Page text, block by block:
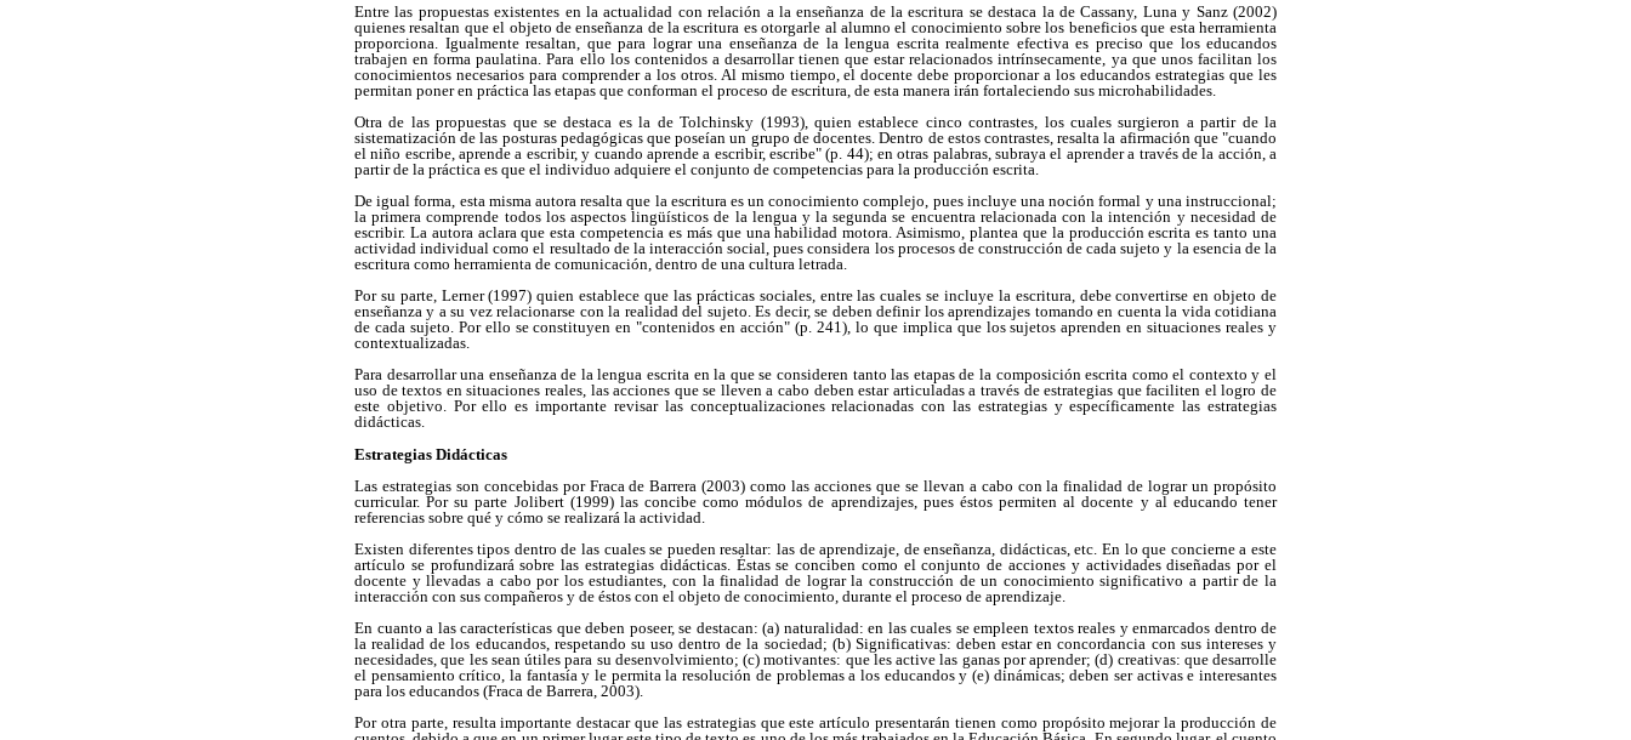
Entre las propuestas existentes en la actualidad con relación a la enseñanza de la escritura se destaca la de Cassany, Luna y Sanz (2002)
quienes resaltan que el objeto de enseñanza de la escritura es otorgarle al alumno el conocimiento sobre los beneficios que esta herramienta
proporciona. Igualmente resaltan, que para lograr una enseñanza de la lengua escrita realmente efectiva es preciso que los educandos
trabajen en forma paulatina. Para ello los contenidos a desarrollar tienen que estar relacionados intrínsecamente, ya que unos facilitan los
conocimientos necesarios para comprender a los otros. Al mismo tiempo, el docente debe proporcionar a los educandos estrategias que les
permitan poner en práctica las etapas que conforman el proceso de escritura, de esta manera irán fortaleciendo sus microhabilidades.
Otra de las propuestas que se destaca es la de Tolchinsky (1993), quien establece cinco contrastes, los cuales surgieron a partir de la
sistematización de las posturas pedagógicas que poseían un grupo de docentes. Dentro de estos contrastes, resalta la afirmación que "cuando
el niño escribe, aprende a escribir, y cuando aprende a escribir, escribe" (p. 44); en otras palabras, subraya el aprender a través de la acción, a
partir de la práctica es que el individuo adquiere el conjunto de competencias para la producción escrita.
De igual forma, esta misma autora resalta que la escritura es un conocimiento complejo, pues incluye una noción formal y una instruccional;
la primera comprende todos los aspectos lingüísticos de la lengua y la segunda se encuentra relacionada con la intención y necesidad de
escribir. La autora aclara que esta competencia es más que una habilidad motora. Asimismo, plantea que la producción escrita es tanto una
actividad individual como el resultado de la interacción social, pues considera los procesos de construcción de cada sujeto y la esencia de la
escritura como herramienta de comunicación, dentro de una cultura letrada.
Por su parte, Lerner (1997) quien establece que las prácticas sociales, entre las cuales se incluye la escritura, debe convertirse en objeto de
enseñanza y a su vez relacionarse con la realidad del sujeto. Es decir, se deben definir los aprendizajes tomando en cuenta la vida cotidiana
de cada sujeto. Por ello se constituyen en "contenidos en acción" (p. 241), lo que implica que los sujetos aprenden en situaciones reales y
contextualizadas.
Para desarrollar una enseñanza de la lengua escrita en la que se consideren tanto las etapas de la composición escrita como el contexto y el
uso de textos en situaciones reales, las acciones que se lleven a cabo deben estar articuladas a través de estrategias que faciliten el logro de
este objetivo. Por ello es importante revisar las conceptualizaciones relacionadas con las estrategias y específicamente las estrategias
didácticas.
Estrategias Didácticas
Las estrategias son concebidas por Fraca de Barrera (2003) como las acciones que se llevan a cabo con la finalidad de lograr un propósito
curricular. Por su parte Jolibert (1999) las concibe como módulos de aprendizajes, pues éstos permiten al docente y al educando tener
referencias sobre qué y cómo se realizará la actividad.
Existen diferentes tipos dentro de las cuales se pueden resaltar: las de aprendizaje, de enseñanza, didácticas, etc. En lo que concierne a este
artículo se profundizará sobre las estrategias didácticas. Éstas se conciben como el conjunto de acciones y actividades diseñadas por el
docente y llevadas a cabo por los estudiantes, con la finalidad de lograr la construcción de un conocimiento significativo a partir de la
interacción con sus compañeros y de éstos con el objeto de conocimiento, durante el proceso de aprendizaje.
En cuanto a las características que deben poseer, se destacan: (a) naturalidad: en las cuales se empleen textos reales y enmarcados dentro de
la realidad de los educandos, respetando su uso dentro de la sociedad; (b) Significativas: deben estar en concordancia con sus intereses y
necesidades, que les sean útiles para su desenvolvimiento; (c) motivantes: que les active las ganas por aprender; (d) creativas: que desarrolle
el pensamiento crítico, la fantasía y le permita la resolución de problemas a los educandos y (e) dinámicas; deben ser activas e interesantes
para los educandos (Fraca de Barrera, 2003).
Por otra parte, resulta importante destacar que las estrategias que este artículo presentarán tienen como propósito mejorar la producción de